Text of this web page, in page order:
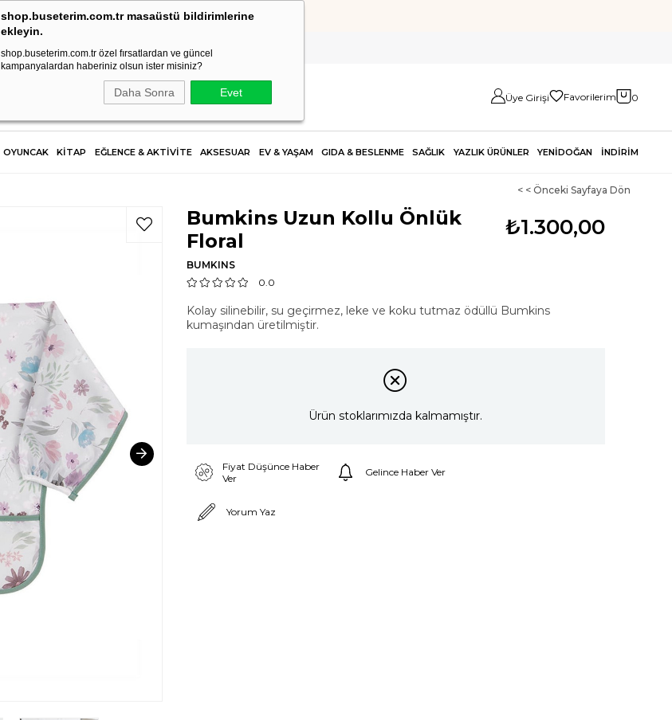
shop.buseterim.com.tr masaüstü bildirimlerine
ekleyin.
shop.buseterim.com.tr özel fırsatlardan ve güncel
kampanyalardan haberiniz olsun ister misiniz?
Daha Sonra Evet
HIZLI KARGO
Üye Girişi Favorilerim 0
OYUNCAK KİTAP EĞLENCE & AKTİVİTE AKSESUAR EV & YAŞAM GIDA & BESLENME SAĞLIK YAZLIK ÜRÜNLER YENİDOĞAN İNDİRİM
< < Önceki Sayfaya Dön
₺1.300,00
Bumkins Uzun Kollu Önlük
Floral
BUMKINS
0.0
Kolay silinebilir, su geçirmez, leke ve koku tutmaz ödüllü Bumkins
kumaşından üretilmiştir.
Ürün stoklarımızda kalmamıştır.
Fiyat Düşünce Haber
Ver
Gelince Haber Ver
Yorum Yaz